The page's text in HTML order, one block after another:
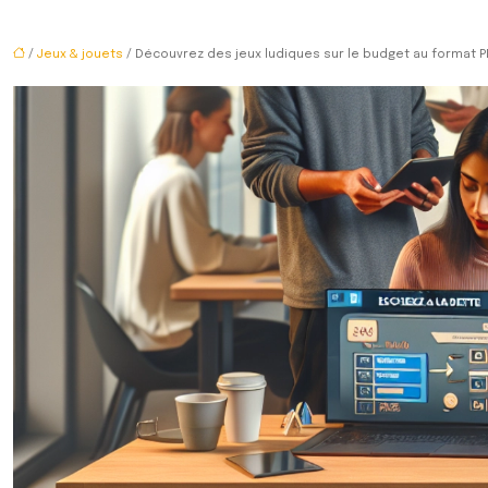
/ Jeux & jouets / Découvrez des jeux ludiques sur le budget au format